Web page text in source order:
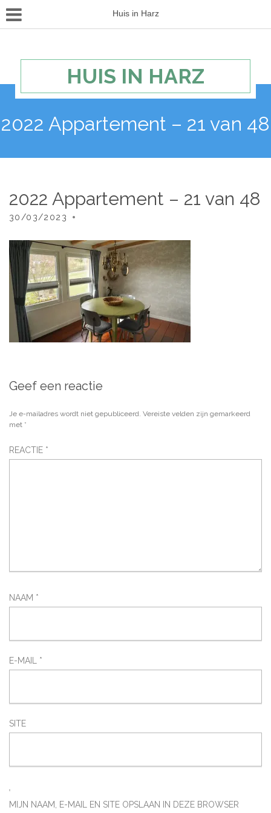
Huis in Harz
HUIS IN HARZ
2022 Appartement – 21 van 48
2022 Appartement – 21 van 48
30/03/2023
Geef een reactie
Je e-mailadres wordt niet gepubliceerd. Vereiste velden zijn gemarkeerd
met *
REACTIE *
NAAM *
E-MAIL *
SITE
MIJN NAAM, E-MAIL EN SITE OPSLAAN IN DEZE BROWSER